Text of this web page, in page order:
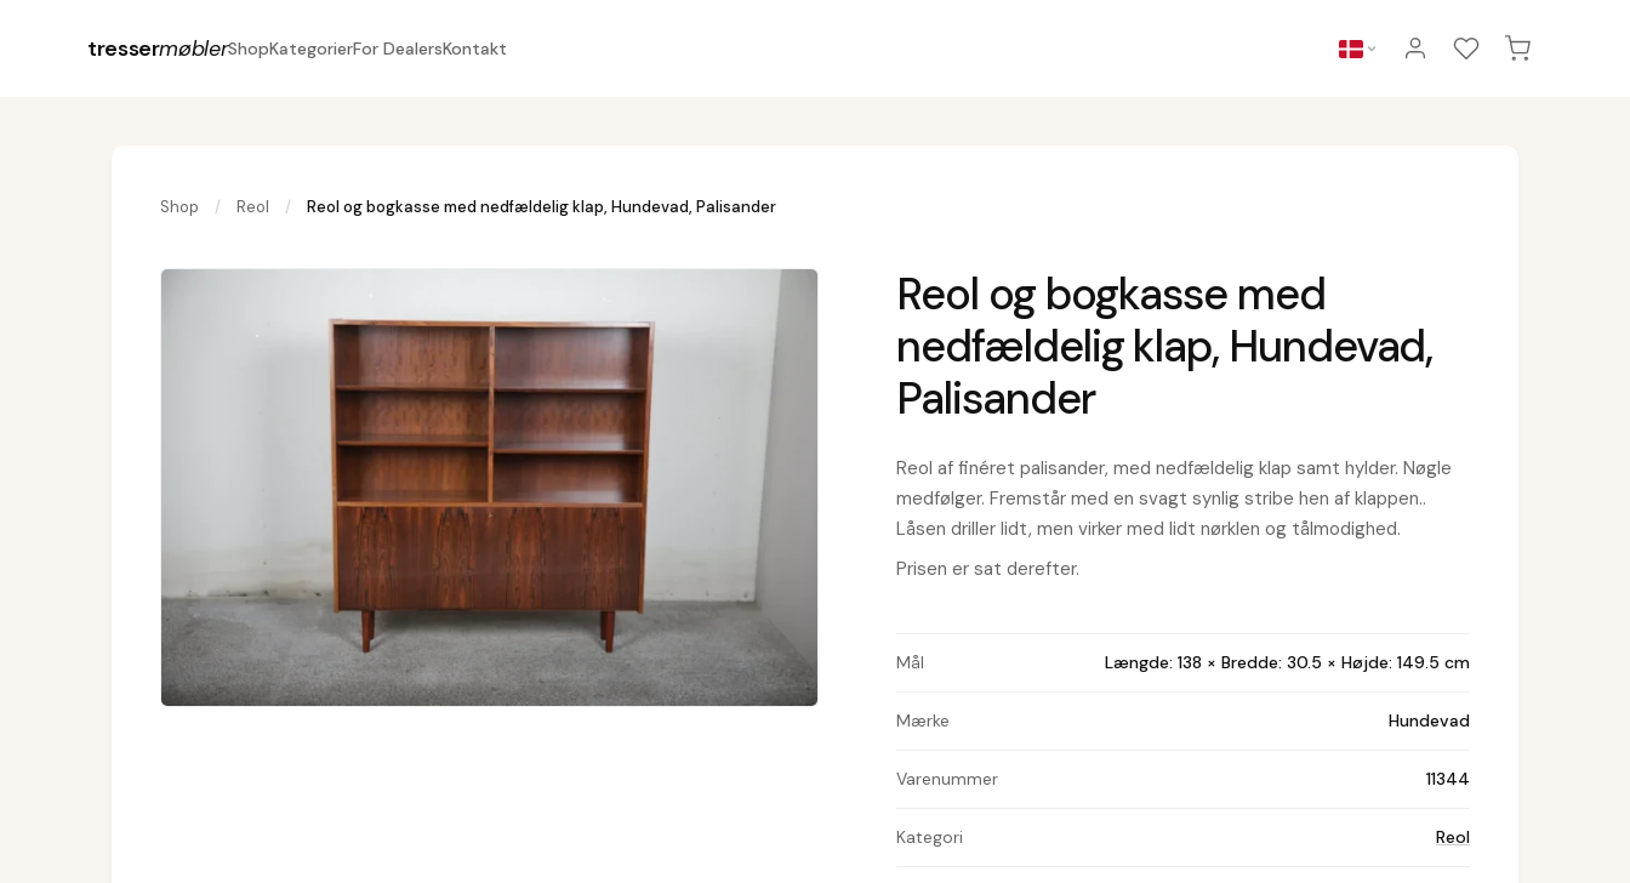
tressermøblerShopKategorierFor DealersKontakt
Shop / Reol / Reol og bogkasse med nedfældelig klap, Hundevad, Palisander
Reol og bogkasse med
nedfældelig klap, Hundevad,
Palisander
Reol af finéret palisander, med nedfældelig klap samt hylder. Nøgle
medfølger. Fremstår med en svagt synlig stribe hen af klappen..
Låsen driller lidt, men virker med lidt nørklen og tålmodighed.
Prisen er sat derefter.
Mål Længde: 138 × Bredde: 30.5 × Højde: 149.5 cm
Mærke Hundevad
Varenummer 11344
Kategori Reol